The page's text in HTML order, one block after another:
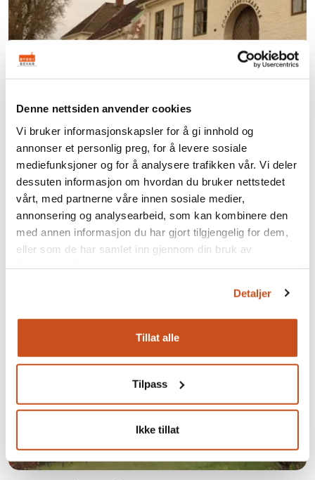
Denne nettsiden anvender cookies
Vi bruker informasjonskapsler for å gi innhold og
annonser et personlig preg, for å levere sosiale
mediefunksjoner og for å analysere trafikken vår. Vi deler
dessuten informasjon om hvordan du bruker nettstedet
vårt, med partnerne våre innen sosiale medier,
annonsering og analysearbeid, som kan kombinere den
med annen informasjon du har gjort tilgjengelig for dem,
eller som de har samlet inn gjennom din bruk av
Detaljer
Tillat alle
Tilpass
Ikke tillat
For bygninger som er fredet
Er du eier av et fredet anlegg, finner du ordningene du
kan søke tilskudd fra her. En fredning er den
strengeste formen for vern. Enhver endring som går
utover…